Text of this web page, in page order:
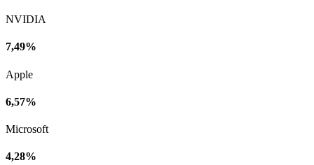
NVIDIA
7,49%
Apple
6,57%
Microsoft
4,28%